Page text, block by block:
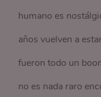
humano es
años vuelven a
fueron todo un
no es nada raro